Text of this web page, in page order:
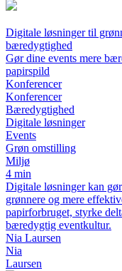
Digitale løsninger til
bæredygtighed
Gør dine events mere
papirspild
Konferencer
Konferencer
Bæredygtighed
Digitale løsninger
Events
Grøn omstilling
Miljø
4 min
Digitale løsninger kan
grønnere og mere
papirforbruget, styrke
bæredygtig eventkultur.
Nia Laursen
Nia
Laursen